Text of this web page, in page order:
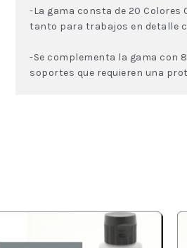
-La gama consta de 20 Colores
tanto para trabajos en detalle
-Se complementa la gama con
soportes que requieren una